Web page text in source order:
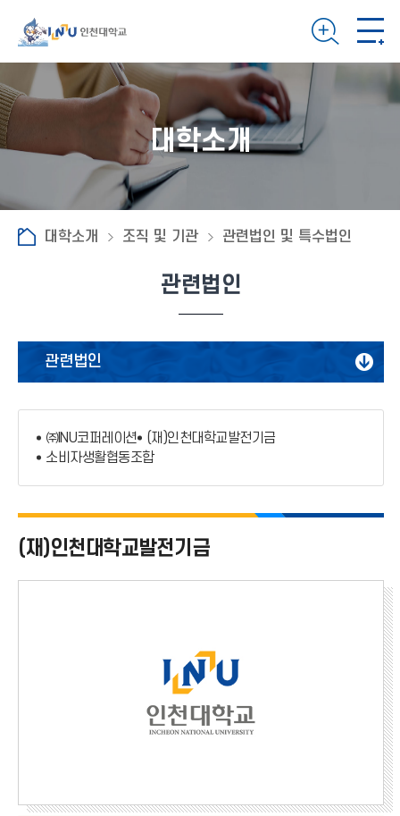
대학소개
대학소개 조직 및 기관 관련법인 및 특수법인
관련법인
관련법인
특수법인
㈜INU코퍼레이션
(재)인천대학교발전기금
소비자생활협동조합
(재)인천대학교발전기금